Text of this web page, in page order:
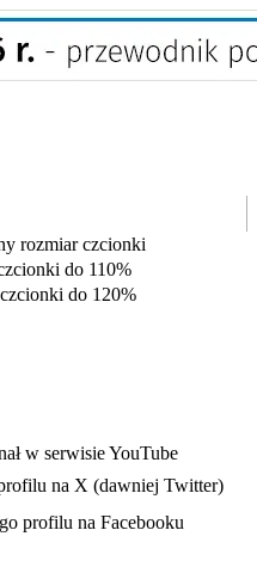
rozmiar czcionki
do 110%
do 120%
karcie
w serwisie YouTube
na X (dawniej Twitter)
karcie
profilu na Facebooku